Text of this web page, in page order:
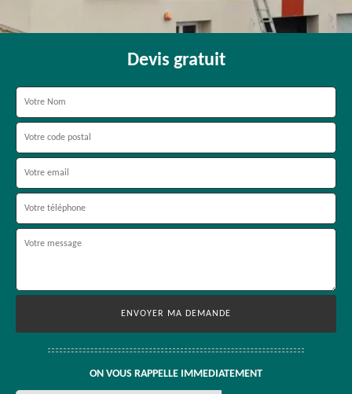
Devis gratuit
ON VOUS RAPPELLE IMMEDIATEMENT